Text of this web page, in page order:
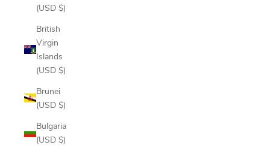
(USD $)
British
Virgin
Islands
(USD $)
Brunei
(USD $)
Bulgaria
(USD $)